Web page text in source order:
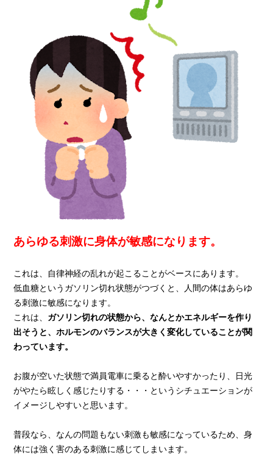
あらゆる刺激に身体が敏感になります。
これは、自律神経の乱れが起こることがベースにあります。
低血糖というガソリン切れ状態がつづくと、人間の体はあらゆ
る刺激に敏感になります。
これは、 ガソリン切れの状態から、なんとかエネルギーを作り
出そうと、ホルモンのバランスが大きく変化していることが関
わっています。
お腹が空いた状態で満員電車に乗ると酔いやすかったり、日光
がやたら眩しく感じたりする・・・というシチュエーションが
イメージしやすいと思います。
普段なら、なんの問題もない刺激も敏感になっているため、身
体には強く害のある刺激に感じてしまいます。